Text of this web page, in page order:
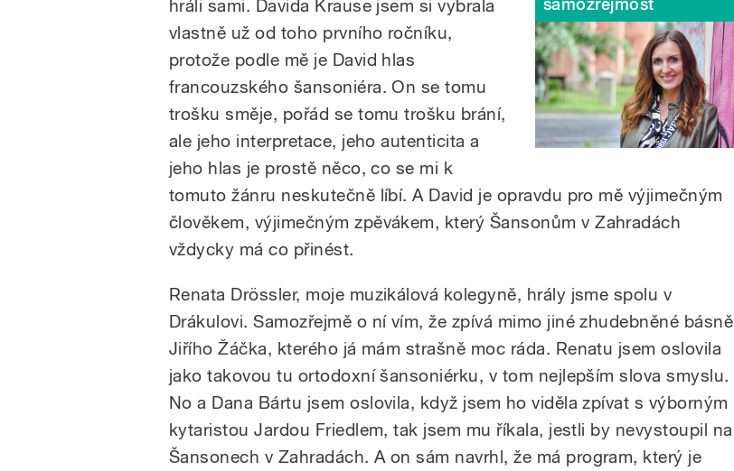
samozřejmost
hráli sami. Davida Krause jsem si vybrala
vlastně už od toho prvního ročníku,
protože podle mě je David hlas
francouzského šansoniéra. On se tomu
trošku směje, pořád se tomu trošku brání,
ale jeho interpretace, jeho autenticita a
jeho hlas je prostě něco, co se mi k
tomuto žánru neskutečně líbí. A David je opravdu pro mě výjimečným
člověkem, výjimečným zpěvákem, který Šansonům v Zahradách
vždycky má co přinést.
Renata Drössler, moje muzikálová kolegyně, hrály jsme spolu v
Drákulovi. Samozřejmě o ní vím, že zpívá mimo jiné zhudebněné básně
Jiřího Žáčka, kterého já mám strašně moc ráda. Renatu jsem oslovila
jako takovou tu ortodoxní šansoniérku, v tom nejlepším slova smyslu.
No a Dana Bártu jsem oslovila, když jsem ho viděla zpívat s výborným
kytaristou Jardou Friedlem, tak jsem mu říkala, jestli by nevystoupil na
Šansonech v Zahradách. A on sám navrhl, že má program, který je